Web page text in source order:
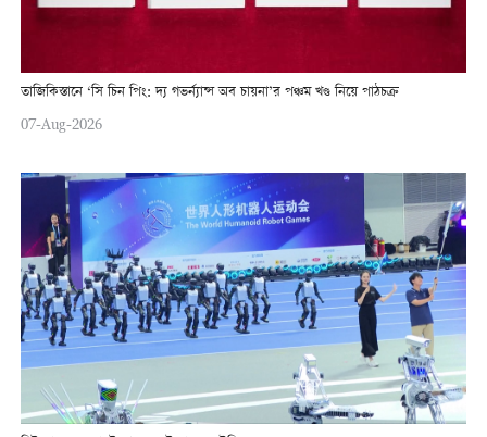
তাজিকিস্তানে ‘সি চিন পিং: দ্য গভর্ন্যান্স অব চায়না’র পঞ্চম খণ্ড নিয়ে পাঠচক্র
07-Aug-2026